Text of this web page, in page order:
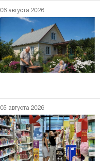
06 августа 2026
05 августа 2026